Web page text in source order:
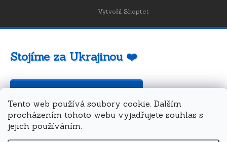
Tento web používá soubory cookie. Dalším
procházením tohoto webu vyjadřujete souhlas s
jejich používáním.
Vytvořil Shoptet
Stojíme za Ukrajinou ❤️